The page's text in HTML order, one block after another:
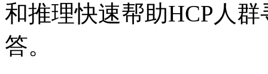
和推理快速帮助HCP人群
答。